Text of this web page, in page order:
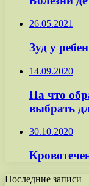
26.05.2021
Зуд у
14.09.2020
На что
выбрать
30.10.2020
Последние записи